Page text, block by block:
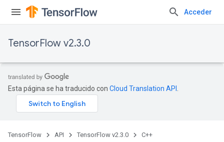
Acceder
TensorFlow v2.3.0
Esta página se ha traducido con Cloud Translation API
TensorFlow API TensorFlow v2.3.0 C++